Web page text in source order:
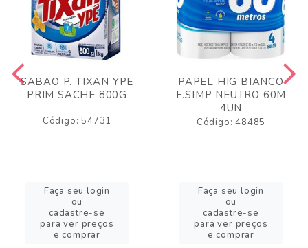
SABAO P. TIXAN YPE
PRIM SACHE 800G
Código: 54731
Faça seu login
ou
cadastre-se
para ver preços
e comprar
PAPEL HIG BIANCO
F.SIMP NEUTRO 60M
4UN
Código: 48485
Faça seu login
ou
cadastre-se
para ver preços
e comprar